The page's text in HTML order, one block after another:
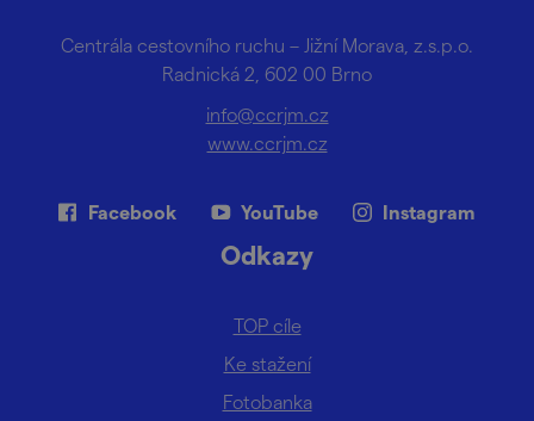
Centrála cestovního ruchu – Jižní Morava, z.s.p.o.
Radnická 2, 602 00 Brno
info@ccrjm.cz
www.ccrjm.cz
Facebook YouTube Instagram
Odkazy
TOP cíle
Ke stažení
Fotobanka